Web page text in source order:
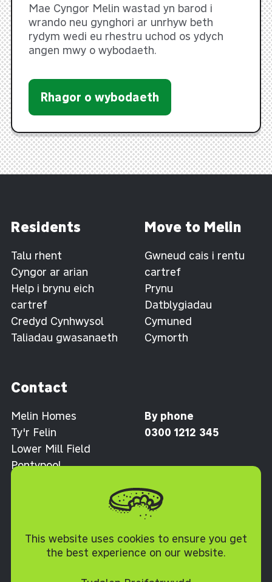
This website uses cookies to ensure you get
the best experience on our website.
Mae Cyngor Melin wastad yn barod i
wrando neu gynghori ar unrhyw beth
rydym wedi eu rhestru uchod os ydych
angen mwy o wybodaeth.
Rhagor o wybodaeth
Residents
Talu rhent
Cyngor ar arian
Help i brynu eich
cartref
Credyd Cynhwysol
Taliadau gwasanaeth
Move to Melin
Gwneud cais i rentu
cartref
Prynu
Datblygiadau
Cymuned
Cymorth
Contact
Melin Homes
Ty'r Felin
Lower Mill Field
Pontypool
By phone
0300 1212 345